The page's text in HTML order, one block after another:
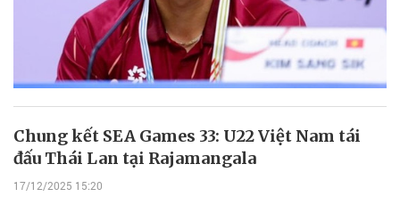
Chung kết SEA Games 33: U22 Việt Nam tái
đấu Thái Lan tại Rajamangala
17/12/2025 15:20